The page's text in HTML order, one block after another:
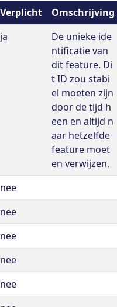
Verplicht
Omschrijving
ja
De unieke ide
ntificatie van
dit feature. Di
t ID zou stabi
el moeten zijn
door de tijd h
een en altijd n
aar hetzelfde
feature moet
en verwijzen.
nee
nee
nee
nee
nee